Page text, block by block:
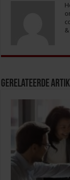
Gerelateerde